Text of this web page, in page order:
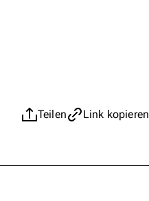
Teilen Link kopieren